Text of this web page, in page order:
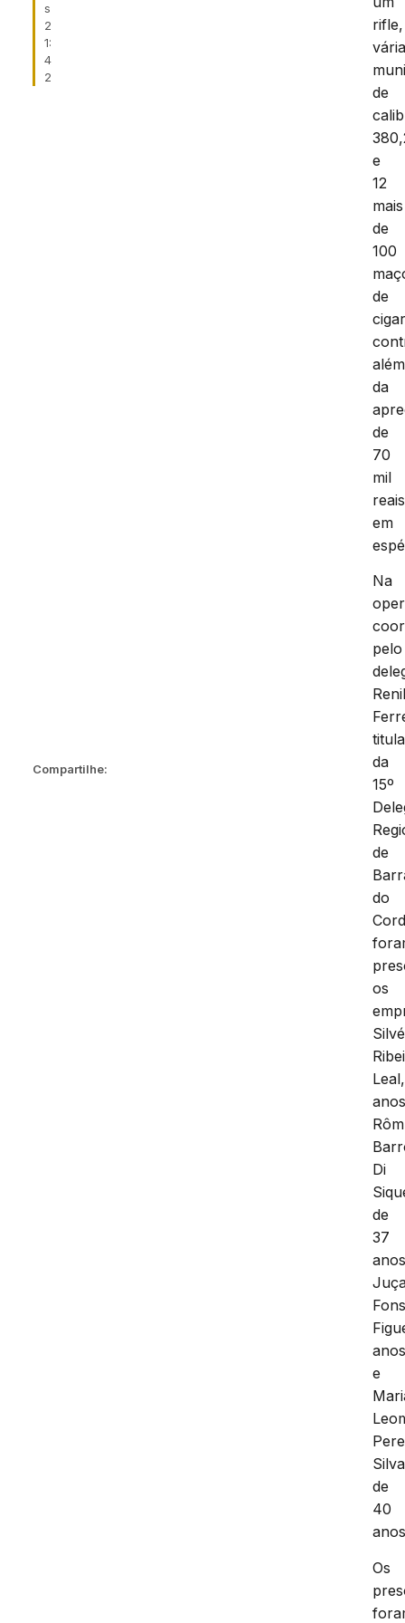
s
2
1:
4
2
Compartilhe:
rifle,
de
e
12
mais
de
100
de
além
da
de
70
mil
reais
em
Na
pelo
da
15º
de
do
os
Di
de
37
e
de
40
Os